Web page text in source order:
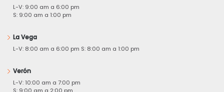
L-V: 9:00 am a 6:00 pm
S: 9:00 am a 1:00 pm
La Vega
L-V: 8:00 am a 6:00 pm S: 8:00 am a 1:00 pm
Verón
L-V: 10:00 am a 7:00 pm